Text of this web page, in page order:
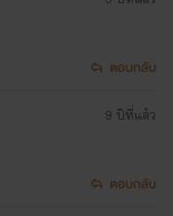
ตอบกลับ
9 ปีที่แล้ว
ตอบกลับ